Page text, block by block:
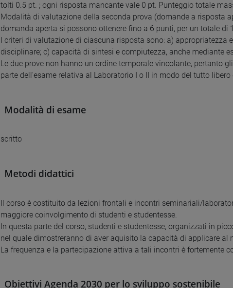
tolti 0.5 pt. ; ogni risposta mancante vale 0 pt. Punteggio totale
Modalità di valutazione della seconda prova (domande a risposta
domanda aperta si possono ottenere fino a 6 punti, per un totale di
I criteri di valutazione di ciascuna risposta sono: a) appropriatezza
disciplinare; c) capacità di sintesi e compiutezza, anche mediante
Le due prove non hanno un ordine temporale vincolante, pertanto
parte dell'esame relativa al Laboratorio I o II in modo del tutto
Modalità di esame
scritto
Metodi didattici
Il corso è costituito da lezioni frontali e incontri seminariali/
maggiore coinvolgimento di studenti e studentesse.
In questa parte del corso, studenti e studentesse, organizzati in
nel quale dimostreranno di aver aquisito la capacità di applicare al
La frequenza e la partecipazione attiva a tali incontri è fortemente
Obiettivi Agenda 2030 per lo sviluppo sostenibile